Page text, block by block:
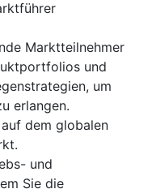
Marktteilnehmer
und
um
erlangen.
dem globalen
und
Sie die